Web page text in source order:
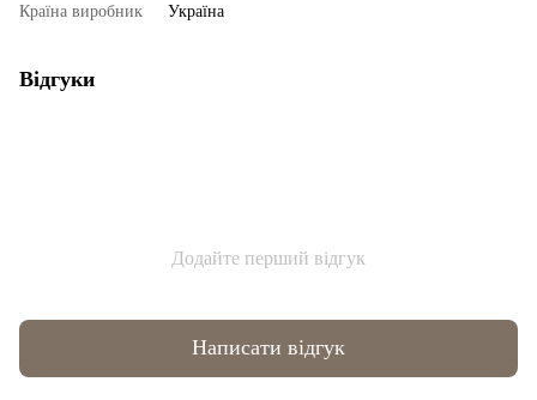
Країна виробник
Україна
Відгуки
Додайте перший відгук
Написати відгук